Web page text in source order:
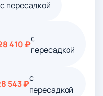
с пересадкой
410 ₽
с
пересадкой
543 ₽
с
пересадкой